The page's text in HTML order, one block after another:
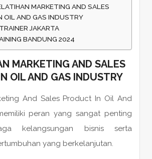
MARKETING AND SALES
OIL AND GAS INDUSTRY
JAKARTA
BANDUNG 2024
MARKETING AND SALES
OIL AND GAS INDUSTRY
And Sales Product In Oil And
peran yang sangat penting
kelangsungan bisnis serta
yang berkelanjutan.